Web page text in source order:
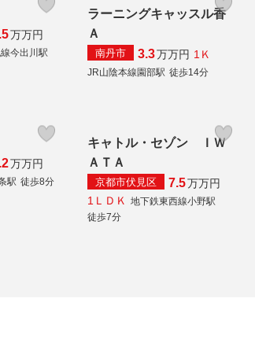
万万円
今出川駅
ラーニングキャッスル香
Ａ
南丹市 3.3万万円 1Ｋ
JR山陰本線園部駅 徒歩14分
万万円
駅 徒歩8分
キャトル・セゾン ＩＷ
ＡＴＡ
京都市伏見区 7.5万万円
1ＬＤＫ 地下鉄東西線小野駅
徒歩7分